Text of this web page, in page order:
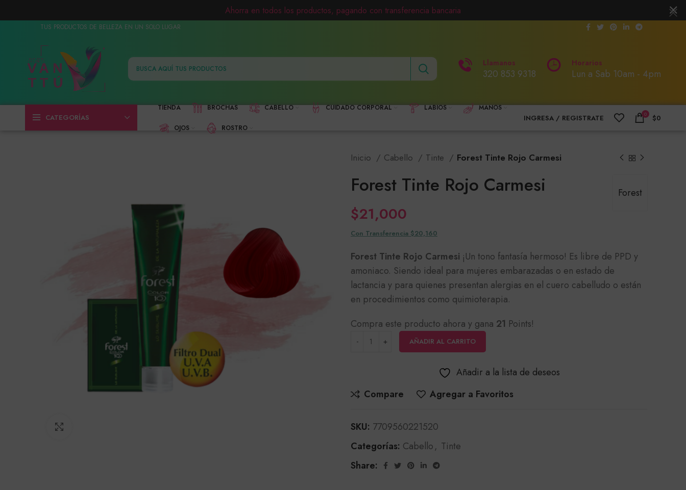
TUS PRODUCTOS DE BELLEZA EN UN SOLO LUGAR
Llamanos
320 853 9318
Horarios
Lun a Sab 10am - 4pm
CATEGORÍAS
TIENDA BROCHAS CABELLO CUIDADO CORPORAL LABIOS MANOS
OJOS ROSTRO
INGRESA / REGISTRATE 0 $0
Inicio Cabello Tinte Forest Tinte Rojo Carmesi
Forest
Forest Tinte Rojo Carmesi
$21,000
Con Transferencia $20,160
Forest Tinte Rojo Carmesi ¡Un tono fantasía hermoso! Es libre de PPD y
amoniaco. Siendo ideal para mujeres embarazadas o en estado de
lactancia y para quienes presentan alergias en el cuero cabelludo o están
en procedimientos como quimioterapia.
Compra este producto ahora y gana 21 Points!
AÑADIR AL CARRITO
Añadir a la lista de deseos
Compare
Agregar a Favoritos
SKU: 7709560221520
Categorías: Cabello, Tinte
Share:
Ahorra en todos los productos, pagando con transferencia bancaria